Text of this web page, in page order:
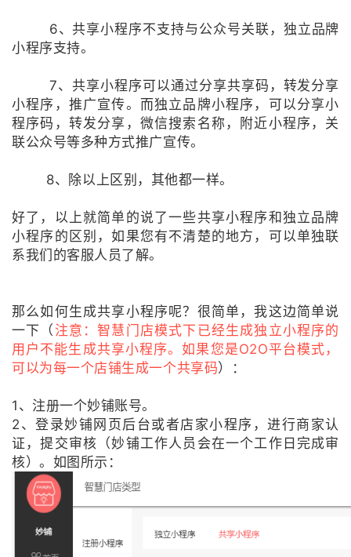
6、共享小程序不支持与公众号关联，独立品牌
小程序支持。
7、共享小程序可以通过分享共享码，转发分享
小程序，推广宣传。而独立品牌小程序，可以分享小
程序码，转发分享，微信搜索名称，附近小程序，关
联公众号等多种方式推广宣传。
8、除以上区别，其他都一样。
好了，以上就简单的说了一些共享小程序和独立品牌
小程序的区别，如果您有不清楚的地方，可以单独联
系我们的客服人员了解。
那么如何生成共享小程序呢？很简单，我这边简单说
一下（ 注意：智慧门店模式下 已经生成独立小程序的
用户不能生成共享小程序。如果您是O2O平台模式，
可以为每一个店铺生成一个共享码）：
1、注册一个妙铺账号。
2、登录妙铺网页后台或者店家小程序，进行商家认
证，提交审核（妙铺工作人员会在一个工作日完成审
核）。如图所示：